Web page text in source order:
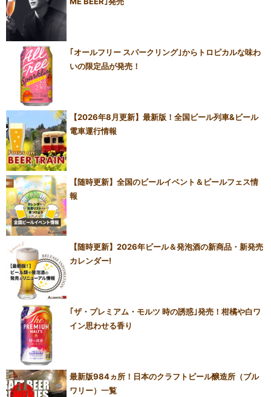
｢オールフリー スパークリング｣からトロピカルな味わ
いの限定品が発売！
【2026年8月更新】最新版！全国ビール列車&ビール
電車運行情報
【随時更新】全国のビールイベント＆ビールフェス情
報
【随時更新】2026年ビール＆発泡酒の新商品・新発売
カレンダー!
｢ザ・プレミアム・モルツ 時の誘惑｣発売！柑橘や白ワ
イン思わせる香り
最新版984ヵ所！日本のクラフトビール醸造所（ブル
ワリー）一覧